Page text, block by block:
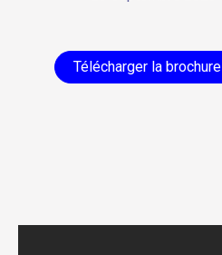
Télécharger la brochure